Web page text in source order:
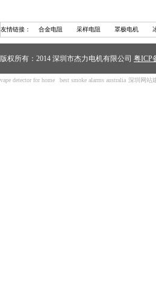
友情链接： 合金电阻 采样电阻 罩极电机
版权所有：2014 深圳市杰力电机有限公司 粤ICP
vape detector for home best smoke alarms australia 深圳网站